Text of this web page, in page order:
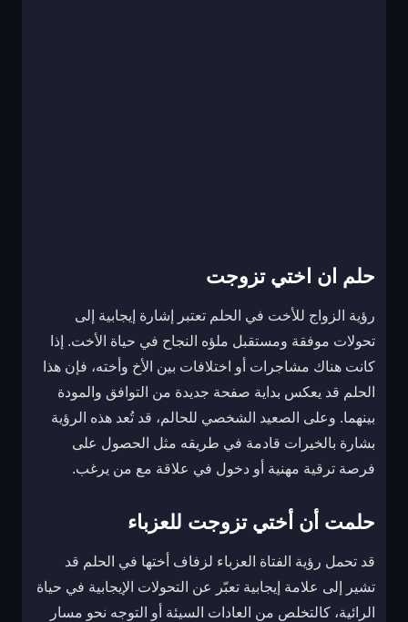
حلم ان اختي تزوجت
رؤية الزواج للأخت في الحلم تعتبر إشارة إيجابية إلى
تحولات موفقة ومستقبل ملؤه النجاح في حياة الأخت. إذا
كانت هناك مشاجرات أو اختلافات بين الأخ وأخته، فإن هذا
الحلم قد يعكس بداية صفحة جديدة من التوافق والمودة
بينهما. وعلى الصعيد الشخصي للحالم، قد تُعد هذه الرؤية
بشارة بالخيرات قادمة في طريقه مثل الحصول على
فرصة ترقية مهنية أو دخول في علاقة مع من يرغب.
حلمت أن أختي تزوجت للعزباء
قد تحمل رؤية الفتاة العزباء لزفاف أختها في الحلم قد
تشير إلى علامة إيجابية تعبّر عن التحولات الإيجابية في حياة
الرائية، كالتخلص من العادات السيئة أو التوجه نحو مسار